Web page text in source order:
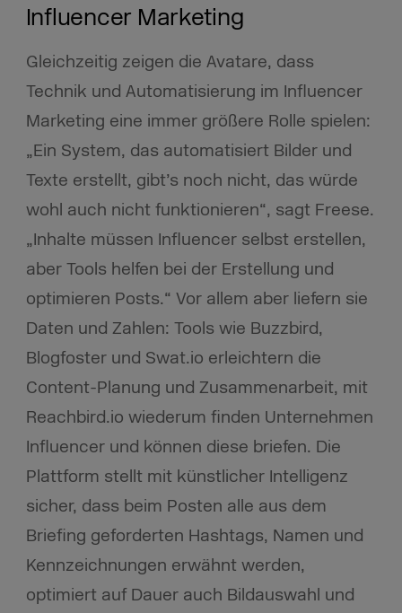
Influencer Marketing
Gleichzeitig zeigen die Avatare, dass
Technik und Automatisierung im Influencer
Marketing eine immer größere Rolle spielen:
„Ein System, das automatisiert Bilder und
Texte erstellt, gibt’s noch nicht, das würde
wohl auch nicht funktionieren“, sagt Freese.
„Inhalte müssen Influencer selbst erstellen,
aber Tools helfen bei der Erstellung und
optimieren Posts.“ Vor allem aber liefern sie
Daten und Zahlen: Tools wie Buzzbird,
Blogfoster und Swat.io erleichtern die
Content-Planung und Zusammenarbeit, mit
Reachbird.io wiederum finden Unternehmen
Influencer und können diese briefen. Die
Plattform stellt mit künstlicher Intelligenz
sicher, dass beim Posten alle aus dem
Briefing geforderten Hashtags, Namen und
Kennzeichnungen erwähnt werden,
optimiert auf Dauer auch Bildauswahl und